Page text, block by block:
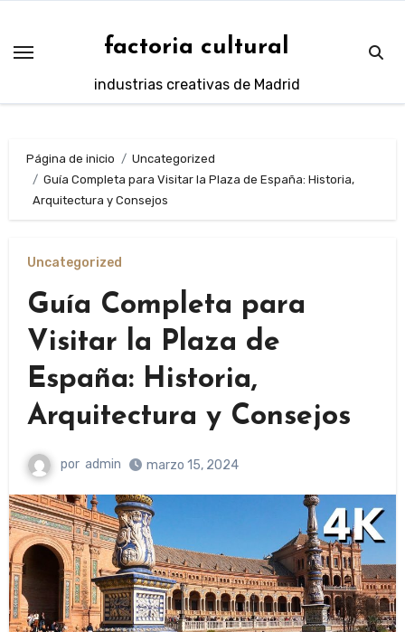
contenido
factoria cultural
industrias creativas de Madrid
Página de inicio
Uncategorized
Guía Completa para Visitar la Plaza de España: Historia,
Arquitectura y Consejos
Uncategorized
Guía Completa para
Visitar la Plaza de
España: Historia,
Arquitectura y Consejos
por admin marzo 15, 2024